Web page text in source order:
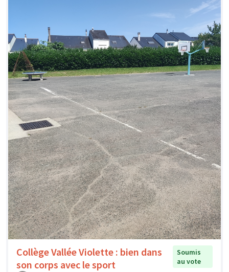
Collège Vallée Violette : bien dans
son corps avec le sport
Soumis
au vote